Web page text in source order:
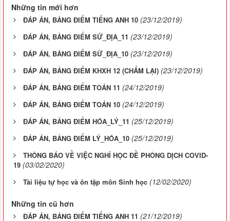
Những tin mới hơn
ĐÁP ÁN, BẢNG ĐIỂM TIẾNG ANH 10 (23/12/2019)
ĐÁP ÁN, BẢNG ĐIỂM SỬ_ĐỊA_11 (23/12/2019)
ĐÁP ÁN, BẢNG ĐIỂM SỬ_ĐỊA_10 (23/12/2019)
ĐÁP ÁN, BẢNG ĐIỂM KHXH 12 (CHẤM LẠI) (23/12/2019)
ĐÁP ÁN, BẢNG ĐIỂM TOÁN 11 (24/12/2019)
ĐÁP ÁN, BẢNG ĐIỂM TOÁN 10 (24/12/2019)
ĐÁP ÁN, BẢNG ĐIỂM HÓA_LÝ_11 (25/12/2019)
ĐÁP ÁN, BẢNG ĐIỂM LÝ_HÓA_10 (25/12/2019)
THÔNG BÁO VỀ VIỆC NGHỈ HỌC ĐỀ PHÒNG DỊCH COVID-
19 (03/02/2020)
Tài liệu tự học và ôn tập môn Sinh học (12/02/2020)
Những tin cũ hơn
ĐÁP ÁN, BẢNG ĐIỂM TIẾNG ANH 11 (21/12/2019)